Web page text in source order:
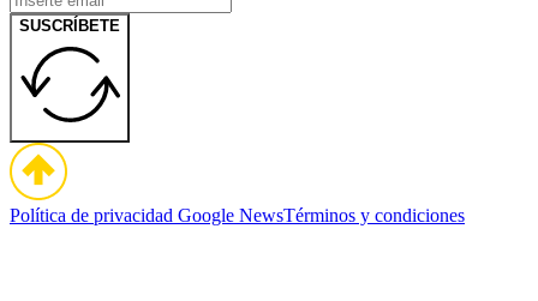
SUSCRÍBETE
Política de privacidad Google NewsTérminos y condiciones